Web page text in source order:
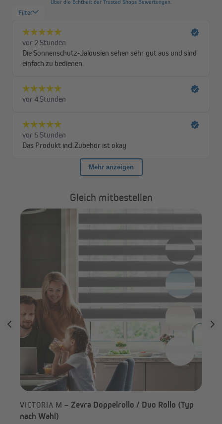
warten musst.
Gleich mitbestellen
VICTORIA M – Zevra Doppelrollo / Duo Rollo (Typ
nach Wahl)